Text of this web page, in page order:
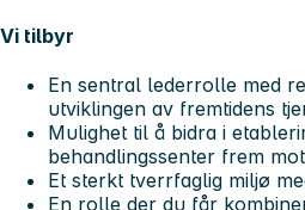
Vi tilbyr
En sentral lederrolle med
utviklingen av fremtidens
Mulighet til å bidra i
behandlingssenter frem
Et sterkt tverrfaglig miljø
En rolle der du får